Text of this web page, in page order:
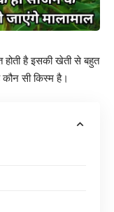
होती है इसकी खेती से बहुत
सी किस्म है।